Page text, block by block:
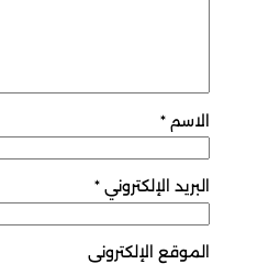
الاسم *
البريد الإلكتروني *
الموقع الإلكتروني